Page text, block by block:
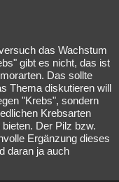
das Wachstum
gibt es nicht, das ist
Das sollte
Thema diskutieren will
"Krebs", sondern
Krebsarten
Der Pilz bzw.
Ergänzung dieses
daran ja auch